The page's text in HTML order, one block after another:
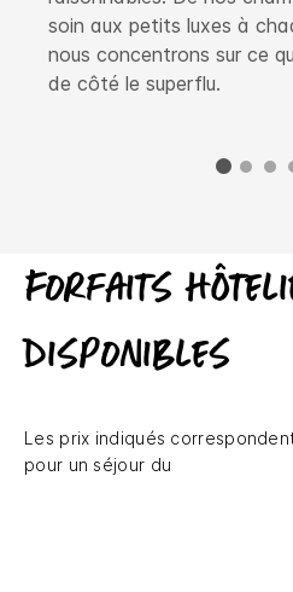
soin aux petits luxes à
nous concentrons sur ce
de côté le superflu.
Forfaits
disponibles
Les prix indiqués
pour un séjour du